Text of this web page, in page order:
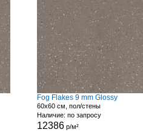
Fog Flakes 9 mm Glossy
60x60 см, пол/стены
Наличие: по запросу
12386р/м²